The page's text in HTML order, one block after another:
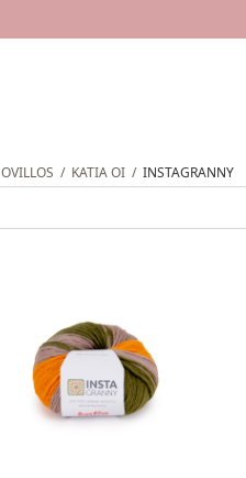
OVILLOS / KATIA OI / INSTAGRANNY